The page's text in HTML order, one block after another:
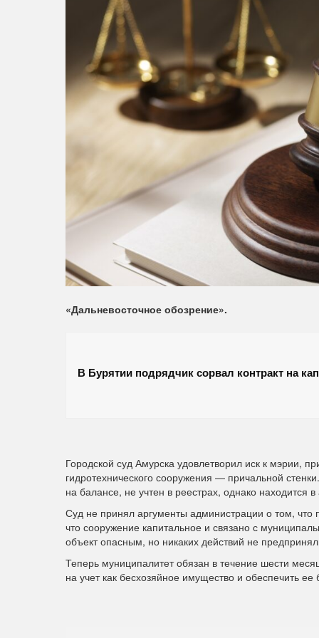
«Дальневосточное обозрение».
В Бурятии подрядчик сорвал контракт на
Городской суд Амурска удовлетворил иск к мэрии,
гидротехнического сооружения — причальной
на балансе, не учтен в реестрах, однако находится
Суд не принял аргументы администрации о том,
что сооружение капитальное и связано с
объект опасным, но никаких действий не
Теперь муниципалитет обязан в течение шести
на учет как бесхозяйное имущество и обеспечить